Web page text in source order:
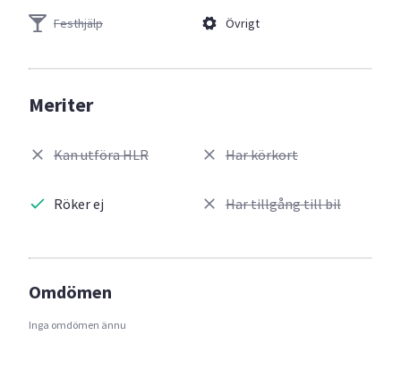
Festhjälp
Övrigt
Meriter
Kan utföra HLR
Röker ej
Har körkort
Har tillgång till bil
Omdömen
Inga omdömen ännu